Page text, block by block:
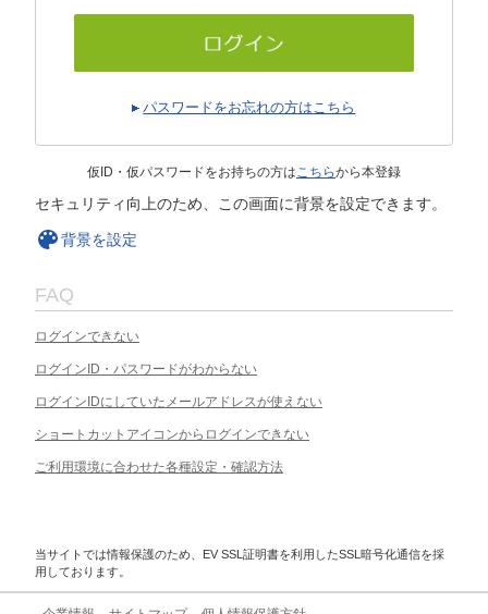
パスワードをお忘れの方はこちら
仮ID・仮パスワードをお持ちの方はこちらから本登録
セキュリティ向上のため、この画面に背景を設定できます。
背景を設定
FAQ
ログインできない
ログインID・パスワードがわからない
ログインIDにしていたメールアドレスが使えない
ショートカットアイコンからログインできない
ご利用環境に合わせた各種設定・確認方法
当サイトでは情報保護のため、EV SSL証明書を利用したSSL暗号化通信を採
用しております。